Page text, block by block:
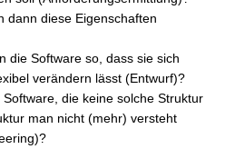
dann diese Eigenschaften
die Software so, dass sie sich
verändern lässt (Entwurf)?
die keine solche Struktur
man nicht (mehr) versteht